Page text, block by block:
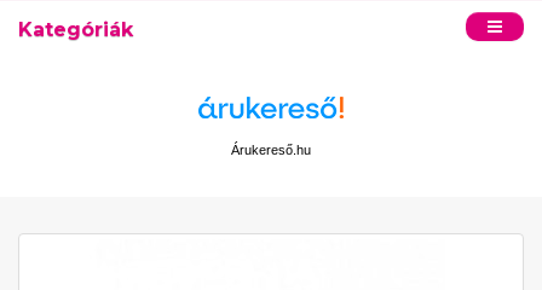
Kategóriák
Árukereső.hu